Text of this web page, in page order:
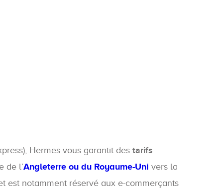
Hermes vous garantit des tarifs
de l’Angleterre ou du Royaume-Uni vers la
est notamment réservé aux e-commerçants